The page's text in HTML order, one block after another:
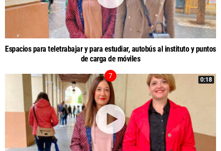
Espacios para teletrabajar y para estudiar, autobús al instituto y puntos
de carga de móviles
0:18